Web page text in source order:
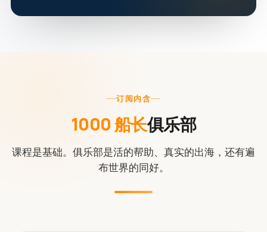
订阅内含
1000 船长俱乐部
课程是基础。俱乐部是活的帮助、真实的出海，还有遍
布世界的同好。